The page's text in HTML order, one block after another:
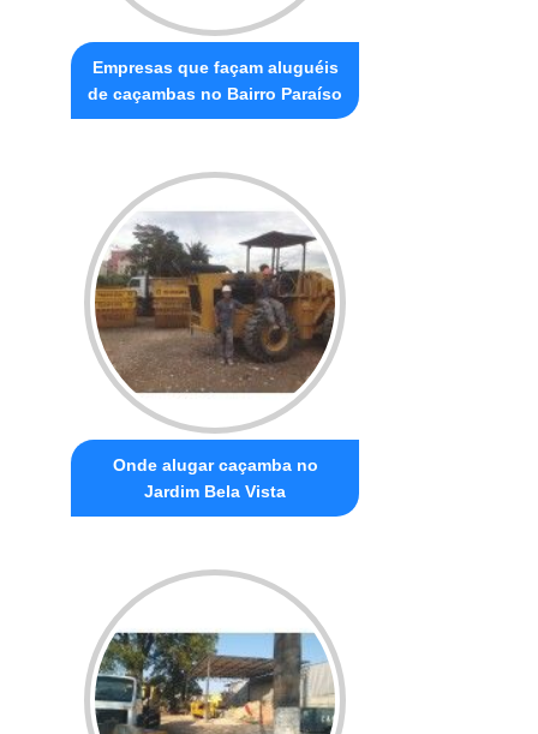
Empresas que façam aluguéis
de caçambas no Bairro Paraíso
Onde alugar caçamba no
Jardim Bela Vista